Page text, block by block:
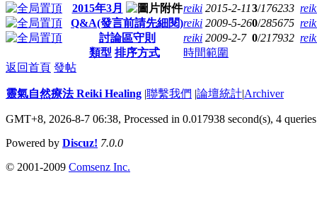
2015年3月
reiki 2015-2-113/176233
Q&A(發言前請先細閱)reiki 2009-5-260/285675
討論區守則
reiki 2009-2-7 0/217932
類型 排序方式
時間範圍
返回首頁 發帖
靈氣自然療法 Reiki Healing |聯繫我們 |論壇統計|Archiver
GMT+8, 2026-8-7 06:38, Processed in 0.017938 second(s), 4 queries
Powered by Discuz! 7.0.0
© 2001-2009 Comsenz Inc.